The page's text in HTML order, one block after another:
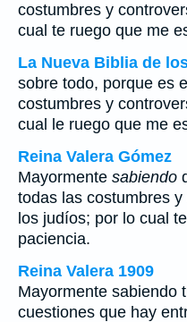
costumbres y
cual te ruego que me
La Nueva Biblia de
sobre todo, porque es
costumbres y
cual le ruego que me
Reina Valera Gómez
Mayormente sabiendo
todas las costumbres
los judíos; por lo cual
paciencia.
Reina Valera 1909
Mayormente sabiendo
cuestiones que hay